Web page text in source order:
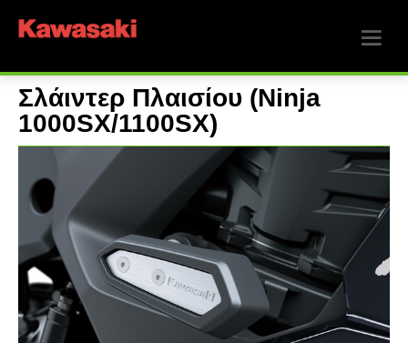
Σλάιντερ Πλαισίου (Ninja
1000SX/1100SX)